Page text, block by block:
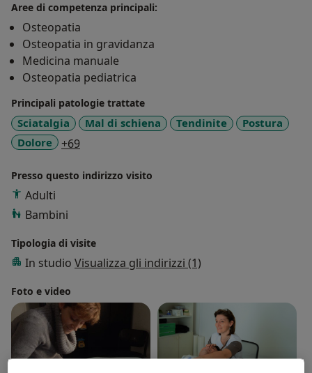
altri professionisti presenti sul mio territorio:
ortodonzista, fisioterapista, ortottista, logopedista,
neuropsicomotricista, nutrizionista, psicologa.
Aree di competenza principali:
Osteopatia
Osteopatia in gravidanza
Medicina manuale
Osteopatia pediatrica
Principali patologie trattate
Sciatalgia Mal di schiena Tendinite
Postura
Dolore
+69a11y_sr_more_diseases
Presso questo indirizzo visito
Adulti
Bambini
Tipologia di visite
In studio Visualizza gli indirizzi (1)
Foto e video